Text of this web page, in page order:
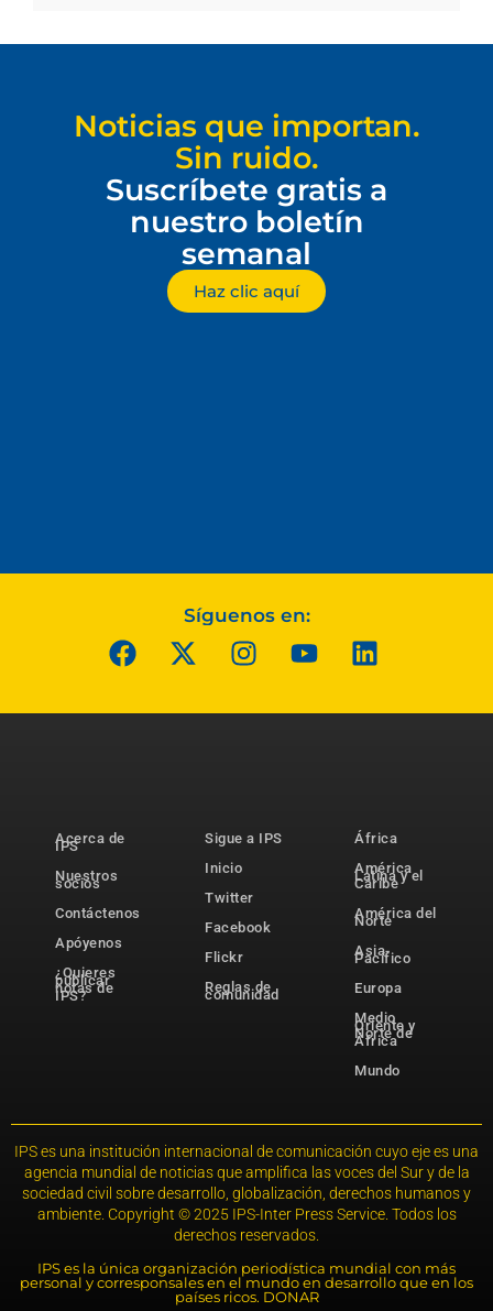
Noticias que importan.
Sin ruido.
Suscríbete gratis a
nuestro boletín
semanal
Haz clic aquí
Síguenos en:
Acerca de
IPS
Nuestros
socios
Contáctenos
Apóyenos
¿Quieres
publicar
notas de
IPS?
Sigue a IPS
Inicio
Twitter
Facebook
Flickr
Reglas de
comunidad
África
América
Latina y el
Caribe
América del
Norte
Asia-
Pacífico
Europa
Medio
Oriente y
Norte de
África
Mundo
IPS es una institución internacional de comunicación cuyo eje es una
agencia mundial de noticias que amplifica las voces del Sur y de la
sociedad civil sobre desarrollo, globalización, derechos humanos y
ambiente. Copyright © 2025 IPS-Inter Press Service. Todos los
derechos reservados.
IPS es la única organización periodística mundial con más
personal y corresponsales en el mundo en desarrollo que en los
países ricos. DONAR